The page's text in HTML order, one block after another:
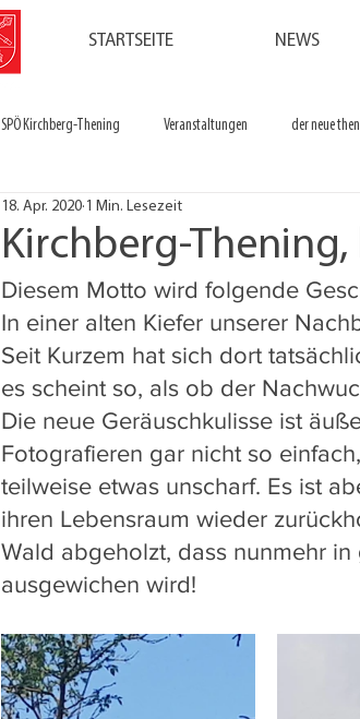
STARTSEITE NEWS
SPÖ Kirchberg-Thening Veranstaltungen der neue
Kirchberg-
18. Apr. 2020 1 Min. Lesezeit
Diesem Motto wird folgende
In einer alten Kiefer unserer
Seit Kurzem hat sich dort
es scheint so, als ob der
Die neue Geräuschkulisse ist
Fotografieren gar nicht so
teilweise etwas unscharf. Es ist
ihren Lebensraum wieder
Wald abgeholzt, dass nunmehr
ausgewichen wird!